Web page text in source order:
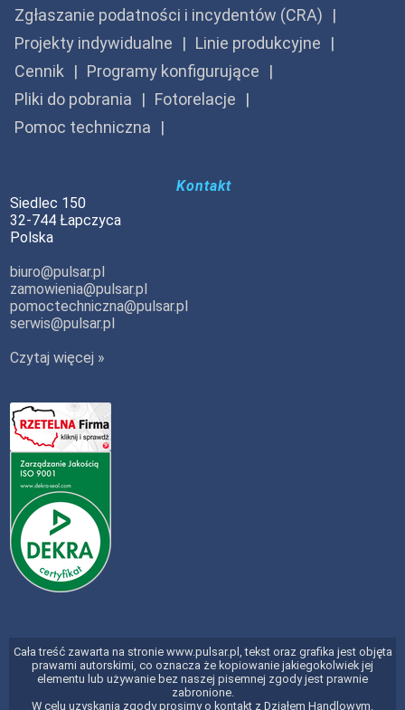
Zgłaszanie podatności i incydentów (CRA)
Projekty indywidualne
Linie produkcyjne
Cennik
Programy konfigurujące
Pliki do pobrania
Fotorelacje
Pomoc techniczna
Kontakt
Siedlec 150
32-744 Łapczyca
Polska
biuro@pulsar.pl
zamowienia@pulsar.pl
pomoctechniczna@pulsar.pl
serwis@pulsar.pl
Czytaj więcej »
Cała treść zawarta na stronie www.pulsar.pl, tekst oraz grafika jest objęta
prawami autorskimi, co oznacza że kopiowanie jakiegokolwiek jej
elementu lub używanie bez naszej pisemnej zgody jest prawnie
zabronione.
W celu uzyskania zgody prosimy o kontakt z Działem Handlowym.